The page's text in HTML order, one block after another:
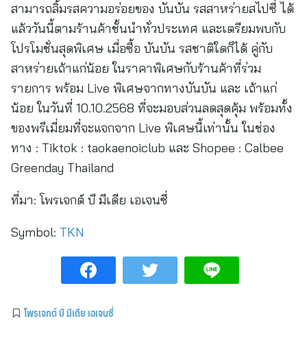
สามารถลิ้มรสความอร่อยของ บันบัน รสสาหร่ายสไปซี่ ได้
แล้ววันนี้ตามร้านค้าชั้นนำทั่วประเทศ และเตรียมพบกับ
โปรโมชั่นสุดพิเศษ เมื่อซื้อ บันบัน รสชาติใดก็ได้ คู่กับ
สาหร่ายเถ้าแก่น้อย ในราคาพิเศษกับร้านค้าที่ร่วม
รายการ พร้อม Live พิเศษจากทางบันบัน และ เถ้าแก่
น้อย ในวันที่ 10.10.2568 ที่จะมอบส่วนลดสุดคุ้ม พร้อมทั้ง
ของพรีเมี่ยมที่จะแจกจาก Live พิเศษนี้เท่านั้น ในช่อง
ทาง : Tiktok : taokaenoiclub และ Shopee : Calbee
Greenday Thailand
ที่มา: โพรเจกต์ บี มีเดีย เอเจนซี่
Symbol: TKN
โพรเจกต์ บี มีเดีย เอเจนซี่